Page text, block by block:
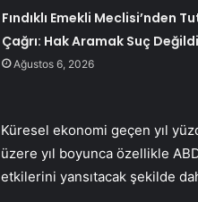
Fındıklı Emekli Meclisi’nden
Çağrı: Hak Aramak Suç
Ağustos 6, 2026
Küresel ekonomi geçen yıl
üzere yıl boyunca özellikle
etkilerini yansıtacak şekilde